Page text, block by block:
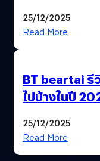
25/12/2025
Read More
BT beartai รี
ไปบ้างในปี
25/12/2025
Read More